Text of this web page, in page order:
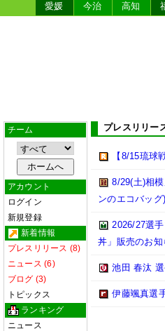
愛媛
今治 高知
チーム
アカウント
ログイン
新規登録
新着情報
プレスリリース (8)
ニュース (6)
ブログ (3)
トピックス
ランキング
ニュース
プレスリリー
【8/15琉球
8/29(土)相
ンのエコバッ
2026/27選
丼」販売のお知
池田 春汰
伊藤颯真選